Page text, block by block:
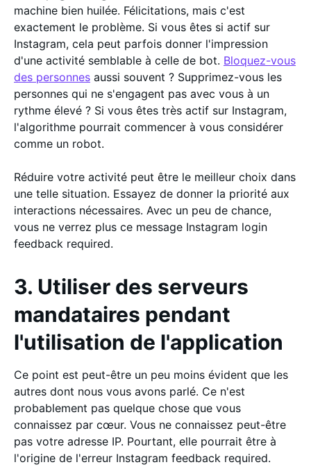
machine bien huilée. Félicitations, mais c'est
exactement le problème. Si vous êtes si actif sur
Instagram, cela peut parfois donner l'impression
d'une activité semblable à celle de bot. Bloquez-vous
des personnes aussi souvent ? Supprimez-vous les
personnes qui ne s'engagent pas avec vous à un
rythme élevé ? Si vous êtes très actif sur Instagram,
l'algorithme pourrait commencer à vous considérer
comme un robot.
Réduire votre activité peut être le meilleur choix dans
une telle situation. Essayez de donner la priorité aux
interactions nécessaires. Avec un peu de chance,
vous ne verrez plus ce message Instagram login
feedback required.
3. Utiliser des serveurs
mandataires pendant
l'utilisation de l'application
Ce point est peut-être un peu moins évident que les
autres dont nous vous avons parlé. Ce n'est
probablement pas quelque chose que vous
connaissez par cœur. Vous ne connaissez peut-être
pas votre adresse IP. Pourtant, elle pourrait être à
l'origine de l'erreur Instagram feedback required.